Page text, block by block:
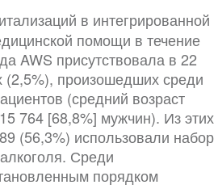
в интегрированной
помощи в течение
AWS присутствовала в 22
(2,5%), произошедших среди
(средний возраст
764 [68,8%] мужчин). Из этих
(56,3%) использовали набор
Среди
порядком